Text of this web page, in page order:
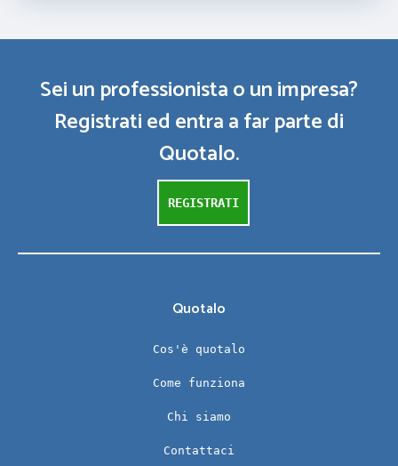
Sei un professionista o un impresa?
Registrati ed entra a far parte di
Quotalo.
REGISTRATI
Quotalo
Cos'è quotalo
Come funziona
Chi siamo
Contattaci